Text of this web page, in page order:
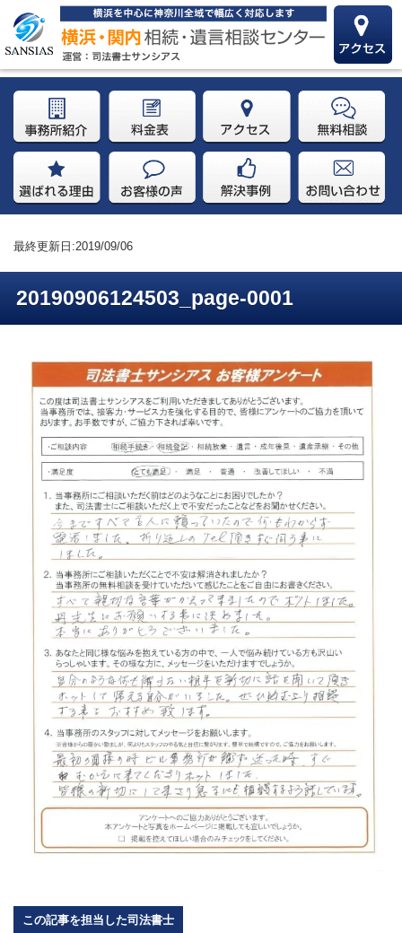
最終更新日:2019/09/06
20190906124503_page-0001
この記事を担当した司法書士